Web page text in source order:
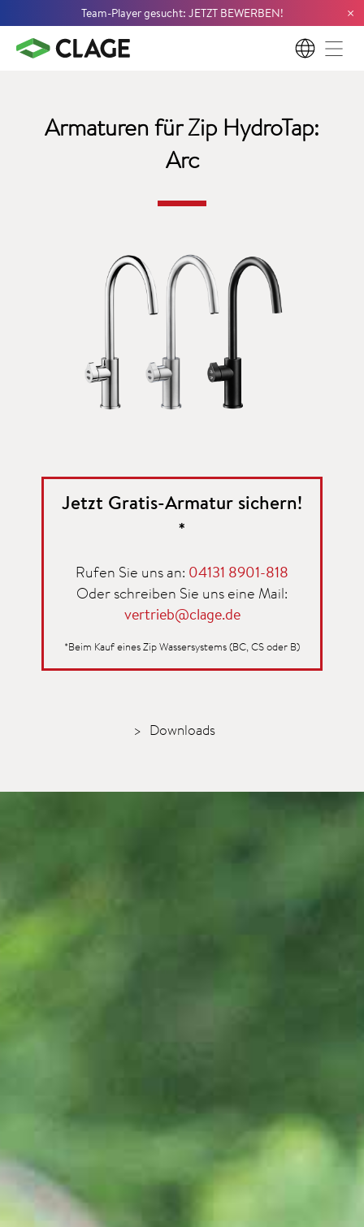
Team-Player gesucht: JETZT BEWERBEN! ×
DE
Armaturen für Zip HydroTap:
Arc
Jetzt Gratis-Armatur sichern!
*
Rufen Sie uns an: 04131 8901-818
Oder schreiben Sie uns eine Mail:
vertrieb@clage.de
*Beim Kauf eines Zip Wassersystems (BC, CS oder B)
Downloads